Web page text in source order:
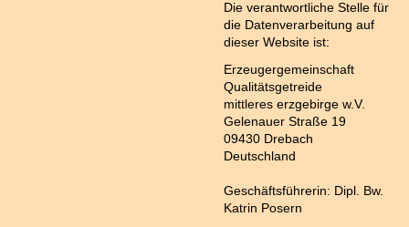
Die verantwortliche Stelle für
die Datenverarbeitung auf
dieser Website ist:
Erzeugergemeinschaft
Qualitätsgetreide
mittleres erzgebirge w.V.
Gelenauer Straße 19
09430 Drebach
Deutschland
Geschäftsführerin: Dipl. Bw.
Katrin Posern